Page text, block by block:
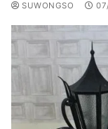
Pagar Besi
Railing
Railing
Kursi Taman
Gallery
Gallery
Gallery Kursi
Gallery
Articles
Projects
Contact Us
SUWONGSO